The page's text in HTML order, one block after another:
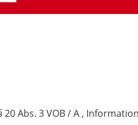
Abs. 3 VOB / A ,